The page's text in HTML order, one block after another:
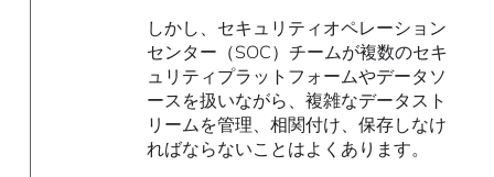
しかし、セキュリティオペレーション
センター（SOC）チームが複数のセキ
ュリティプラットフォームやデータソ
ースを扱いながら、複雑なデータスト
リームを管理、相関付け、保存しなけ
ればならないことはよくあります。